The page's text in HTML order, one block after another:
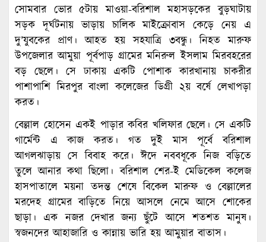
সোমবার ভোর ৫টায় মাওয়া-বরিশাল মহাসড়কের বুড়ঘাটায়
সড়ক দূর্ঘটনায় ভাড়ায় চালিক মাইক্রোবাস কেড়ে নেয় এ
দু’যুবকের প্রাণ। আহত হয় সহযাত্রি ৩বন্ধু। নিহত মারুফ
উপজেলার আমুয়া পূর্বপাড় গ্রামের মনিরুল ইসলাম মিরবহরের
বড় ছেলে। সে ঢাকায় একটি পোশাক কারখানায় চাকরীর
পাশাপাশি মিরপুর বাংলা কলেজের ডিগ্রী ২য় বর্ষে লেখাপড়া
করত।
বেল্লাল হোসেন একই পাড়ার কবির খলিফার ছেলে। সে একটি
গার্মেন্ট এ কাজ করত। গত দুই মাস পূর্বে বরিশাল
আগলঝাড়ায় সে বিবাহ করে। ঈদে নববধূকে নিজ বড়িতে
তুলে আনার কথা ছিলো। বরিশাল শের-ই মেডিকেল কলেজ
হাসপাতালে ময়না তদন্ত শেষে বিকেল মারুফ ও বেল্লালের
মরদেহ গ্রামের বাড়িতে নিয়ে আসলে নেমে আসে শোকের
ছাড়া। এক নজর দেখার জন্য ছুঁটে আসে শতশত মানুষ।
স্বজনদের আহাজারি ও কান্নায় ভারি হয় আমুয়ার বাতাস।